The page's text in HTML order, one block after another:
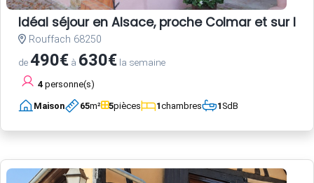
Idéal séjour en Alsace, proche Colmar et sur la
Rouffach 68250
de490€ à 630€ la semaine
4 personne(s)
Maison 65m² 5pièces 1chambres 1SdB